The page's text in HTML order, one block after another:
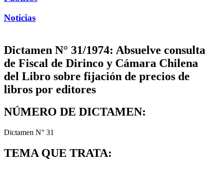
Noticias
Dictamen N° 31/1974: Absuelve consulta
de Fiscal de Dirinco y Cámara Chilena
del Libro sobre fijación de precios de
libros por editores
NÚMERO DE DICTAMEN:
Dictamen N° 31
TEMA QUE TRATA: